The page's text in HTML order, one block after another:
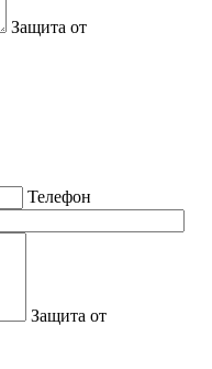
Защита от
Телефон
Защита от